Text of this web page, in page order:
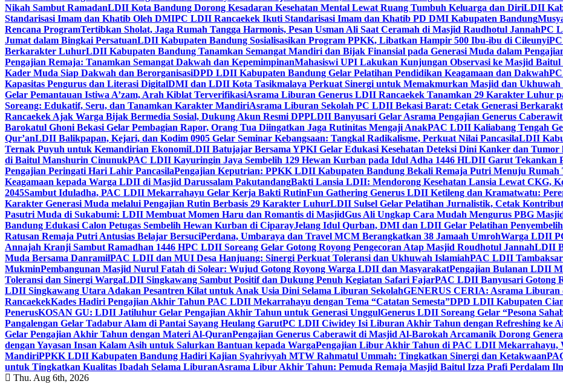
Nikah Sambut RamadanLDII Kota Bandung Dorong Kesadaran Kesehatan Mental Lewat Ruang Tumbuh Keluarga dan DiriLDII
Standarisasi Imam dan Khatib Oleh DMIPC LDII Rancaekek Ikuti Standarisasi Imam dan Khatib PD DMI Kabupaten Bandung
Rencana ProgramTertibkan Sholat, Jaga Rumah Tangga Harmonis, Pesan Usman Ali Saat Ceramah di Masjid Raudhotul JannahPC
Jumat dalam Bingkai PersatuanLDII Kabupaten Bandung Sosialisasikan Program PPKK, Libatkan Hampir 500 Ibu-ibu di Cileunyi
Berkarakter LuhurLDII Kabupaten Bandung Tanamkan Semangat Mandiri dan Bijak Finansial pada Generasi Muda dalam
Pengajian Remaja: Tanamkan Semangat Dakwah dan KepemimpinanMahasiswi UPI Lakukan Kunjungan Observasi ke Masjid
Kader Muda Siap Dakwah dan BerorganisasiDPD LDII Kabupaten Bandung Gelar Pelatihan Pendidikan Keagamaan dan Dakwah
Kapasitas Pengurus dan Literasi DigitalDMI dan LDII Kota Tasikmalaya Perkuat Sinergi untuk Memakmurkan Masjid dan Ukhuwah
Gelar Pemantauan Istiwa A’zam, Arah Kiblat TerverifikasiAsrama Liburan Generus LDII Rancaekek Tanamkan 29 Karakter Luhur
Soreang: Edukatif, Seru, dan Tanamkan Karakter MandiriAsrama Liburan Sekolah PC LDII Bekasi Barat: Cetak Generasi
Rancaekek Ajak Warga Bijak Bermedia Sosial, Dukung Akun Resmi DPPLDII Banyusari Gelar Asrama Pengajian Generus
Barokatul Ghoni Bekasi Gelar Pembagian Rapor, Orang Tua Diingatkan Jaga Rutinitas Mengaji AnakPAC LDII Kaliabang Tengah
Qur’anLDII Balikpapan, Kejari, dan Kodim 0905 Gelar Seminar Kebangsaan: Tangkal Radikalisme, Perkuat Nilai PancasilaLDII
Ternak Puyuh untuk Kemandirian EkonomiLDII Batujajar Bersama YPKI Gelar Edukasi Kesehatan Deteksi Dini Kanker dan Tumor
di Baitul Manshurin CinunukPAC LDII Kayuringin Jaya Sembelih 129 Hewan Kurban pada Idul Adha 1446 HLDII Garut Tekankan
Pengajian Peringati Hari Lahir PancasilaPengajian Keputrian: PPKK LDII Kabupaten Bandung Bekali Remaja Putri Menuju Rumah
Keagamaan kepada Warga LDII di Masjid Darussalam PakutandangBakti Lansia LDII: Mendorong Kesehatan Lansia Lewat CKG,
2045Sambut Iduladha, PAC LDII Mekarrahayu Gelar Kerja Bakti RutinFun Gathering Generus LDII Ketileng dan Kramatwatu:
Karakter Generasi Muda melalui Pengajian Rutin Berbasis 29 Karakter LuhurLDII Sulsel Gelar Pelatihan Jurnalistik, Cetak
Pasutri Muda di Sukabumi: LDII Membuat Momen Haru dan Romantis di MasjidGus Ali Ungkap Cara Mudah Mengurus PBG
Bandung Edukasi Calon Petugas Sembelih Hewan Kurban di CiparayJelang Idul Qurban, DMI dan LDII Gelar Pelatihan
Ratusan Remaja Putri Antusias Belajar BersuciPerdana, Umbaraya dan Travel MCM Berangkatkan 38 Jamaah UmrohWarga LDII
Annajah Kranji Sambut Ramadhan 1446 HPC LDII Soreang Gelar Gotong Royong Pengecoran Atap Masjid Roudhotul JannahLDII
Muda Bersama DanramilPAC LDII dan MUI Desa Hanjuang: Sinergi Perkuat Toleransi dan Ukhuwah IslamiahPAC LDII
MukminPembangunan Masjid Nurul Fatah di Solear: Wujud Gotong Royong Warga LDII dan MasyarakatPengajian Bulanan LDII
Toleransi dan Sinergi WargaLDII Singkawang Sambut Positif dan Dukung Penuh Kegiatan Safari FajarPAC LDII Banyusari Gotong
LDII Singkawang Utara Adakan Pesantren Kilat untuk Anak Usia Dini Selama Liburan SekolahGENERUS CERIA: Asrama Liburan
RancaekekKades Hadiri Pengajian Akhir Tahun PAC LDII Mekarrahayu dengan Tema “Catatan Semesta”DPD LDII Kabupaten
PenerusKOSAN GU: LDII Jatiluhur Gelar Pengajian Akhir Tahun untuk Generasi UnggulGenerus LDII Soreang Gelar “Pesona
Pangalengan Gelar Tadabur Alam di Pantai Sayang Heulang GarutPC LDII Ciwidey Isi Liburan Akhir Tahun dengan Refreshing ke
Gelar Pengajian Akhir Tahun dengan Materi Al-QuranPengajian Generus Caberawit di Masjid Al-Barokah Arcamanik Dorong
dengan Yayasan Insan Kalam Asih untuk Salurkan Bantuan kepada WargaPengajian Libur Akhir Tahun di PAC LDII Mekarrahayu,
MandiriPPKK LDII Kabupaten Bandung Hadiri Kajian Syahriyyah MTW Rahmatul Ummah: Tingkatkan Sinergi dan Ketakwaan
untuk Tingkatkan Kualitas Ibadah Selama LiburanAsrama Libur Akhir Tahun: Pemuda Remaja Masjid Baitul Izza Prafi Perdalam
Thu. Aug 6th, 2026